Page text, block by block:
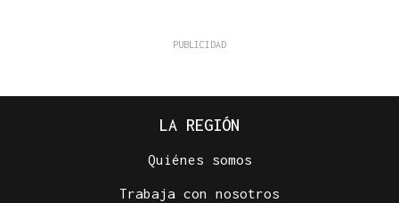
LA REGIÓN
Quiénes somos
Trabaja con nosotros